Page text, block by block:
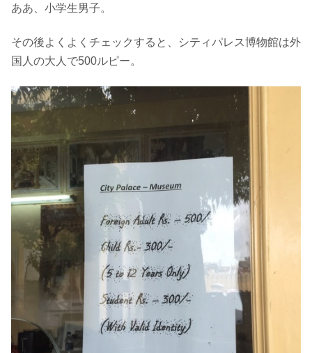
ああ、小学生男子。
その後よくよくチェックすると、シティパレス博物館は外
国人の大人で500ルピー。